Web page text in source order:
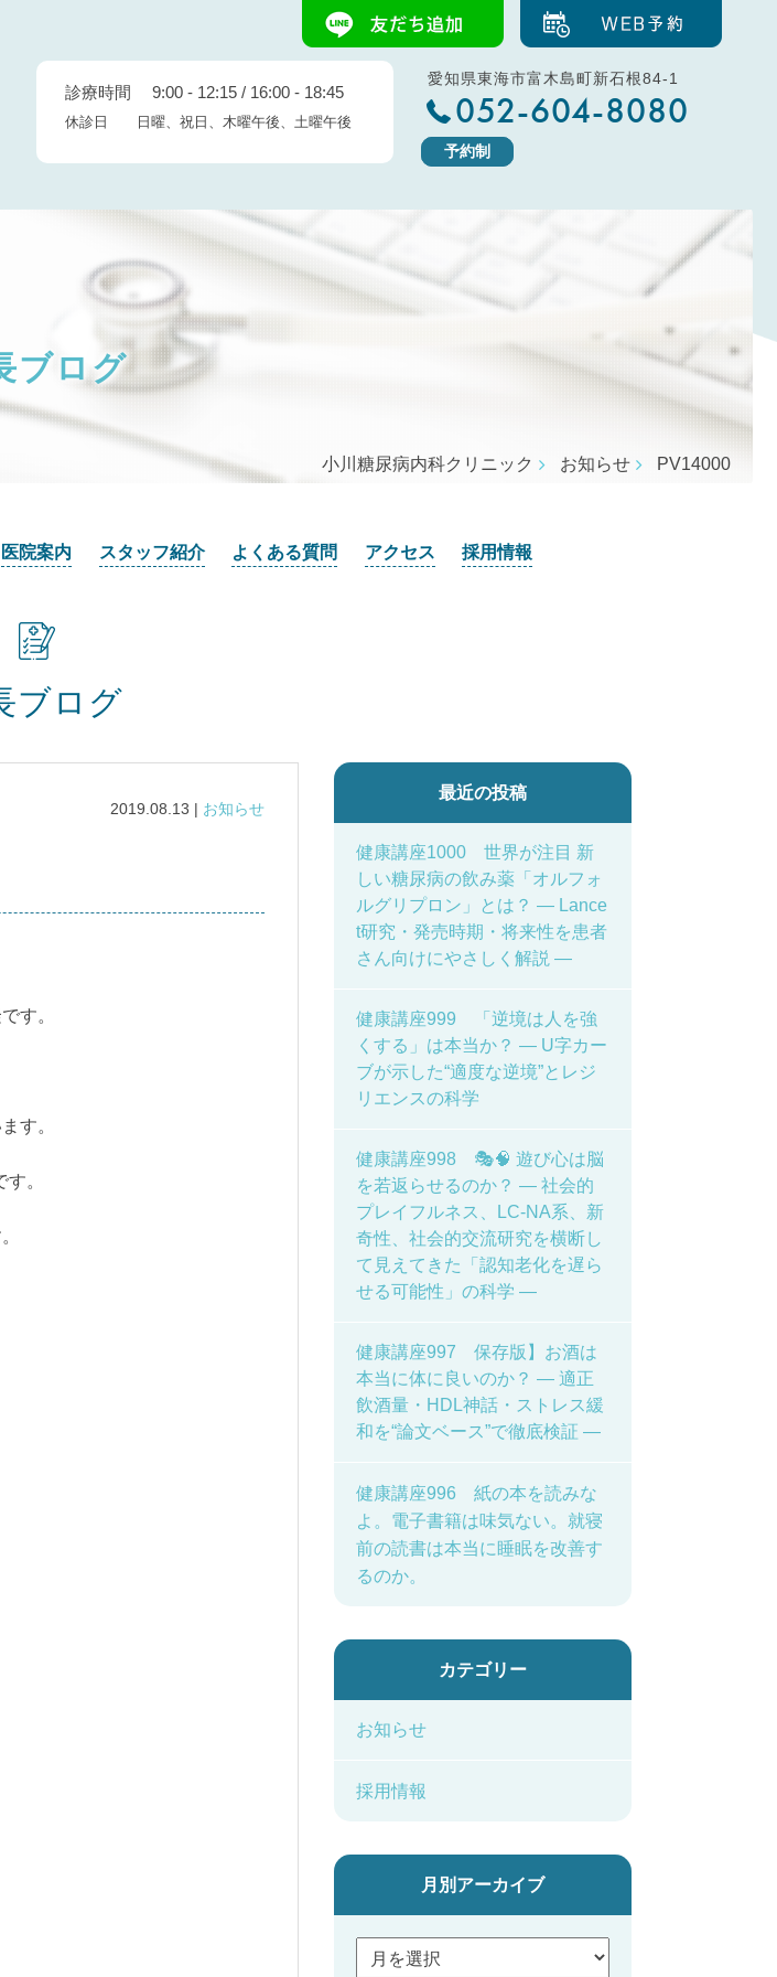
診療時間 9:00 - 12:15 / 16:00 - 18:45
休診日 日曜、祝日、木曜午後、土曜午後
愛知県東海市富木島町新石根84-1
052-604-8080
予約制
ブログ
小川糖尿病内科クリニック お知らせ PV14000
医院案内 スタッフ紹介 よくある質問 アクセス 採用情報
ブログ
2019.08.13 | お知らせ
す。
す。
。
最近の投稿
健康講座1000 世界が注目 新
しい糖尿病の飲み薬「オルフォ
ルグリプロン」とは？ ― Lance
t研究・発売時期・将来性を患者
さん向けにやさしく解説 ―
健康講座999 「逆境は人を強
くする」は本当か？ ― U字カー
ブが示した“適度な逆境”とレジ
リエンスの科学
健康講座998 🎭🧠 遊び心は脳
を若返らせるのか？ ― 社会的
プレイフルネス、LC-NA系、新
奇性、社会的交流研究を横断し
て見えてきた「認知老化を遅ら
せる可能性」の科学 ―
健康講座997 保存版】お酒は
本当に体に良いのか？ ― 適正
飲酒量・HDL神話・ストレス緩
和を“論文ベース”で徹底検証 ―
健康講座996 紙の本を読みな
よ。電子書籍は味気ない。就寝
前の読書は本当に睡眠を改善す
るのか。
カテゴリー
お知らせ
採用情報
月別アーカイブ